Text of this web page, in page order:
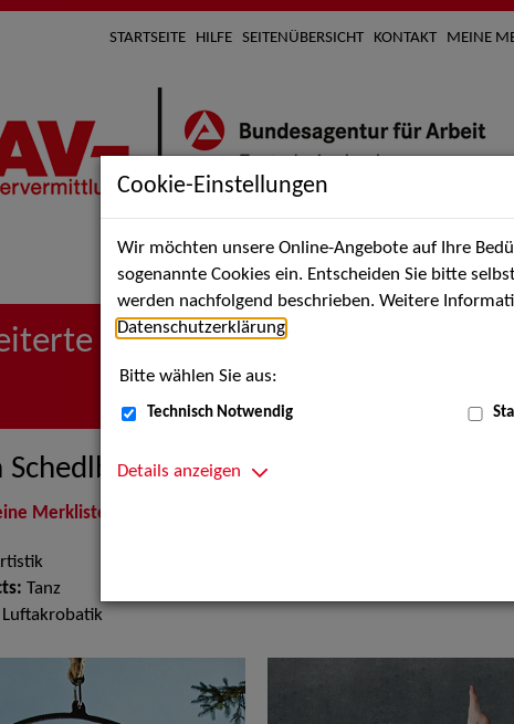
STARTSEITE HILFE SEITENÜBERSICHT KONTAKT MEINE
Suche nach Künstler*innen
Suche
Schedlbauer
Merkliste
Tanz
Luftakrobatik
Cookie-Einstellungen
Wir möchten unsere Online-Angebote auf Ihre
sogenannte Cookies ein. Entscheiden Sie bitte
werden nachfolgend beschrieben. Weitere
Datenschutzerklärung
Bitte wählen Sie aus:
Technisch Notwendig
Details anzeigen